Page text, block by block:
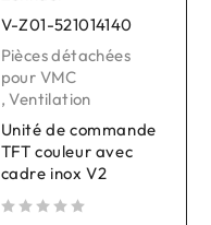
V-Z01-521014140
Pièces détachées
pour VMC
, Ventilation
Unité de commande
TFT couleur avec
cadre inox V2